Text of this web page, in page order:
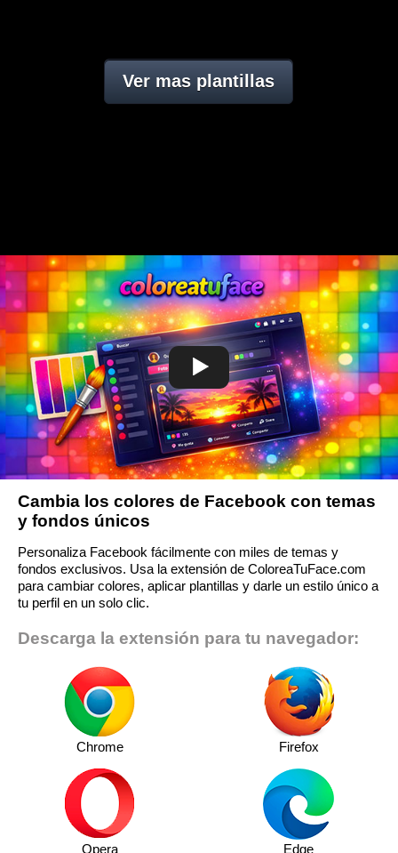
Ver mas plantillas
Cambia los colores de Facebook con temas
y fondos únicos
Personaliza Facebook fácilmente con miles de temas y
fondos exclusivos. Usa la extensión de ColoreaTuFace.com
para cambiar colores, aplicar plantillas y darle un estilo único a
tu perfil en un solo clic.
Descarga la extensión para tu navegador:
Chrome Firefox
Opera Edge